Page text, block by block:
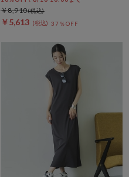
￥5,613 37％OFF
￥8,910